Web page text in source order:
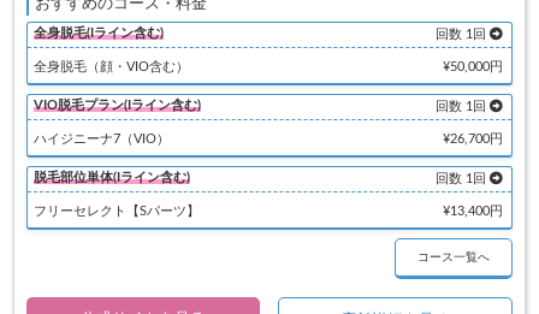
おすすめのコース・料金
全身脱毛(Iライン含む) 回数 1回
全身脱毛（顔・VIO含む） ¥50,000円
VIO脱毛プラン(Iライン含む) 回数 1回
ハイジニーナ7（VIO） ¥26,700円
脱毛部位単体(Iライン含む) 回数 1回
フリーセレクト【Sパーツ】 ¥13,400円
コース一覧へ